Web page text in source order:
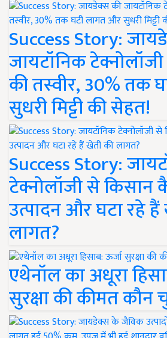
Success Story:
जायटॉनिक
की तस्वीर, 30% तक
सुधरी मिट्टी की सेहत!
Success Story:
टेक्नोलॉजी से किसान
उत्पादन और घटा रहे
लागत?
एथेनॉल का अधूरा
सुरक्षा की कीमत कौन